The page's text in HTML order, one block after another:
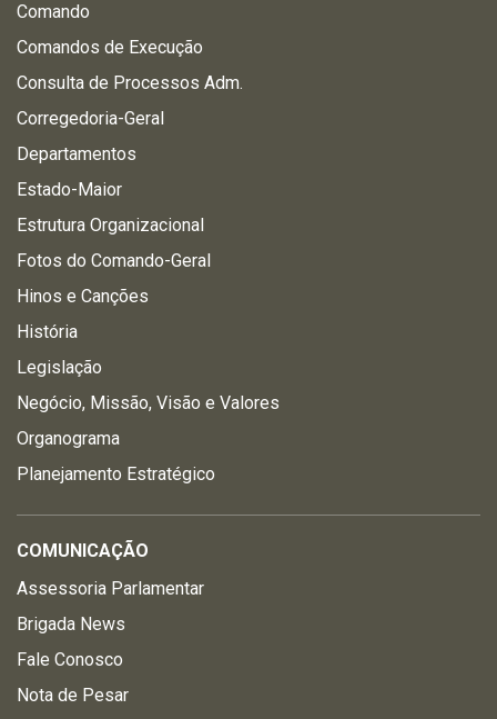
Comando
Comandos de Execução
Consulta de Processos Adm.
Corregedoria-Geral
Departamentos
Estado-Maior
Estrutura Organizacional
Fotos do Comando-Geral
Hinos e Canções
História
Legislação
Negócio, Missão, Visão e Valores
Organograma
Planejamento Estratégico
COMUNICAÇÃO
Assessoria Parlamentar
Brigada News
Fale Conosco
Nota de Pesar